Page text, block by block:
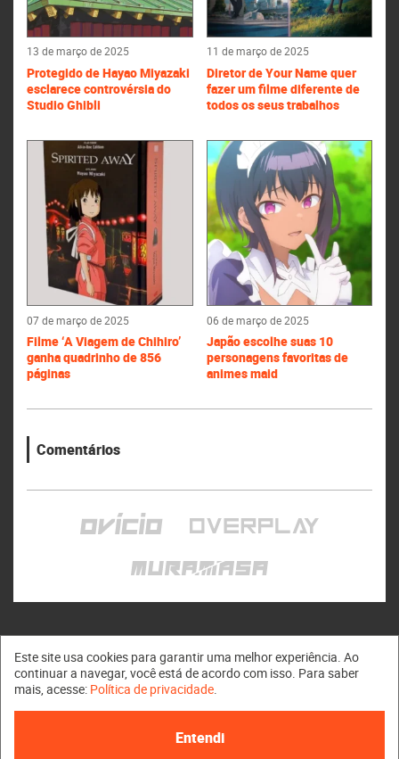
13 de março de 2025
Protegido de Hayao Miyazaki
esclarece controvérsia do
Studio Ghibli
11 de março de 2025
Diretor de Your Name quer
fazer um filme diferente de
todos os seus trabalhos
07 de março de 2025
Filme ‘A Viagem de Chihiro’
ganha quadrinho de 856
páginas
06 de março de 2025
Japão escolhe suas 10
personagens favoritas de
animes maid
Comentários
Muramasa © 2011 - 2026
Este site usa cookies para garantir uma melhor experiência. Ao
continuar a navegar, você está de acordo com isso. Para saber
mais, acesse: Política de privacidade.
Entendi